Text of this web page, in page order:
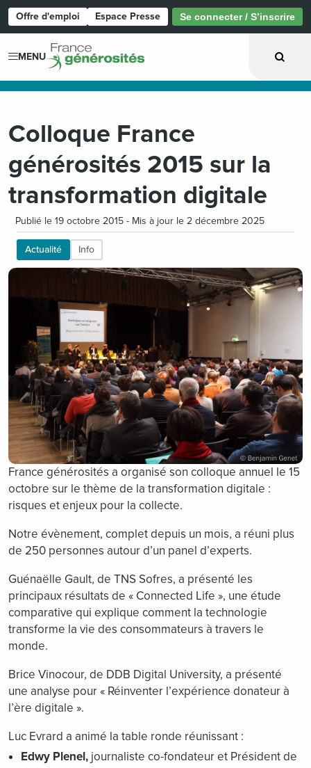
Offre d'emploi Espace Presse Se connecter / S’inscrire
MENU
Colloque France
générosités 2015 sur la
transformation digitale
Publié le 19 octobre 2015 - Mis à jour le 2 décembre 2025
Actualité Info
France générosités a organisé son colloque annuel le 15
octobre sur le thème de la transformation digitale :
risques et enjeux pour la collecte.
Notre évènement, complet depuis un mois, a réuni plus
de 250 personnes autour d’un panel d’experts.
Guénaëlle Gault, de TNS Sofres, a présenté les
principaux résultats de « Connected Life », une étude
comparative qui explique comment la technologie
transforme la vie des consommateurs à travers le
monde.
Brice Vinocour, de DDB Digital University, a présenté
une analyse pour « Réinventer l’expérience donateur à
l’ère digitale ».
Luc Evrard a animé la table ronde réunissant :
Edwy Plenel, journaliste co-fondateur et Président de